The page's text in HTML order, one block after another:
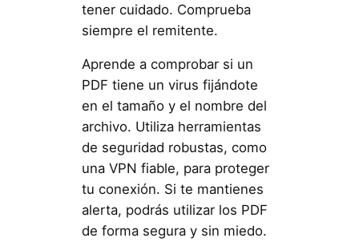
tener cuidado. Comprueba
siempre el remitente.
Aprende a comprobar si un
PDF tiene un virus fijándote
en el tamaño y el nombre del
archivo. Utiliza herramientas
de seguridad robustas, como
una VPN fiable, para proteger
tu conexión. Si te mantienes
alerta, podrás utilizar los PDF
de forma segura y sin miedo.